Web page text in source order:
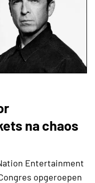
na chaos
Entertainment
opgeroepen